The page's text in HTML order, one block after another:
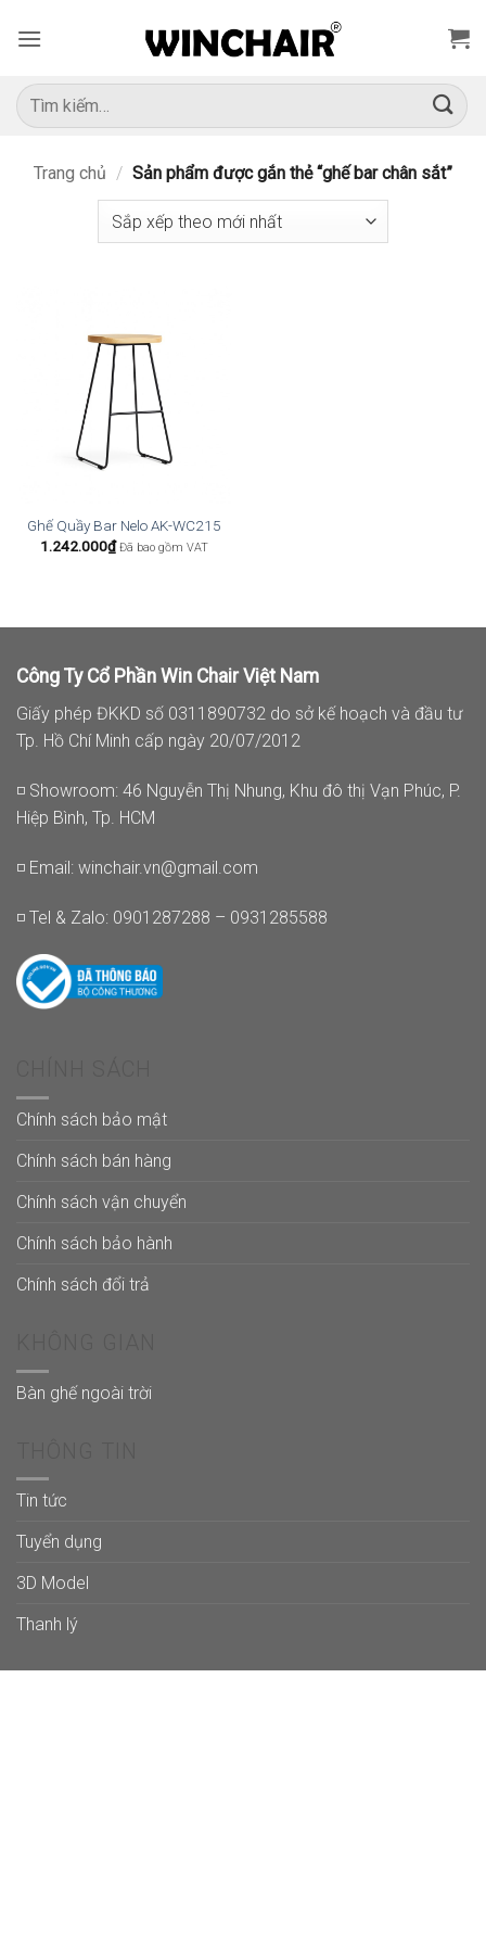
qua
dung
Tìm
kiếm:
Trang chủ / Sản phẩm được gắn thẻ “ghế bar chân sắt”
Ghế Quầy Bar Nelo AK-WC215
1.242.000₫ Đã bao gồm VAT
Công Ty Cổ Phần Win Chair Việt Nam
Giấy phép ĐKKD số 0311890732 do sở kế hoạch và đầu tư
Tp. Hồ Chí Minh cấp ngày 20/07/2012
◽ Showroom: 46 Nguyễn Thị Nhung, Khu đô thị Vạn Phúc, P.
Hiệp Bình, Tp. HCM
◽ Email: winchair.vn@gmail.com
◽ Tel & Zalo: 0901287288 – 0931285588
Chính sách bảo mật
Chính sách bán hàng
Chính sách vận chuyển
Chính sách bảo hành
Chính sách đổi trả
Bàn ghế ngoài trời
Tin tức
Tuyển dụng
3D Model
Thanh lý